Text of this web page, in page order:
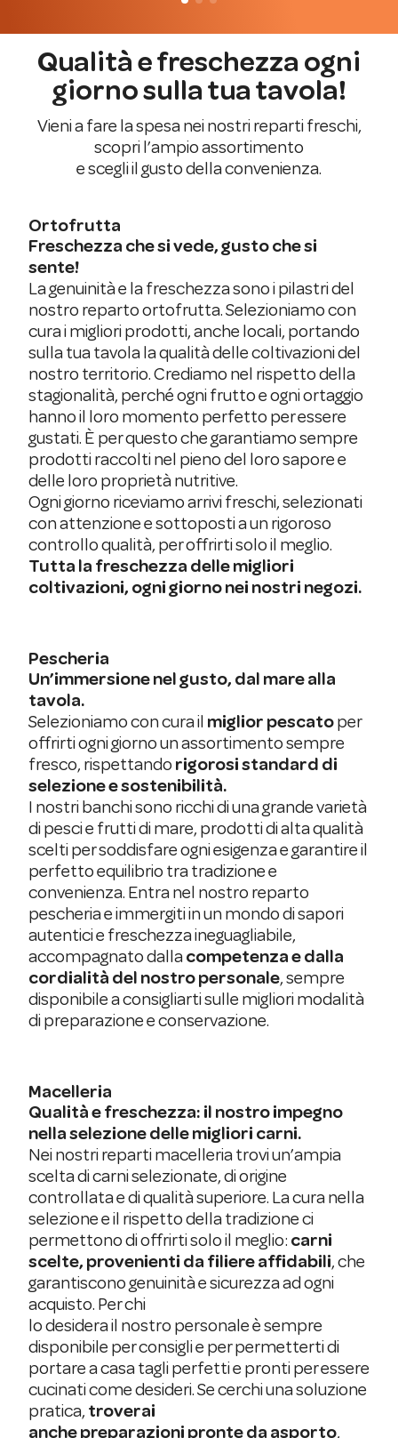
Qualità e freschezza ogni
giorno sulla tua tavola!
Vieni a fare la spesa nei nostri reparti freschi,
scopri l’ampio assortimento
e scegli il gusto della convenienza.
Ortofrutta
Freschezza che si vede, gusto che si
sente!
La genuinità e la freschezza sono i pilastri del
nostro reparto ortofrutta. Selezioniamo con
cura i migliori prodotti, anche locali, portando
sulla tua tavola la qualità delle coltivazioni del
nostro territorio. Crediamo nel rispetto della
stagionalità, perché ogni frutto e ogni ortaggio
hanno il loro momento perfetto per essere
gustati. È per questo che garantiamo sempre
prodotti raccolti nel pieno del loro sapore e
delle loro proprietà nutritive.
Ogni giorno riceviamo arrivi freschi, selezionati
con attenzione e sottoposti a un rigoroso
controllo qualità, per offrirti solo il meglio.
Tutta la freschezza delle migliori
coltivazioni, ogni giorno nei nostri negozi.
Pescheria
Un’immersione nel gusto, dal mare alla
tavola.
Selezioniamo con cura il miglior pescatoper
offrirti ogni giorno un assortimento sempre
fresco, rispettando rigorosi standard di
selezione e sostenibilità.
I nostri banchi sono ricchi di una grande varietà
di pesci e frutti di mare, prodotti di alta qualità
scelti per soddisfare ogni esigenza e garantire il
perfetto equilibrio tra tradizione e
convenienza. Entra nel nostro reparto
pescheria e immergiti in un mondo di sapori
autentici e freschezza ineguagliabile,
accompagnato dallacompetenza e dalla
cordialità del nostro personale, sempre
disponibile a consigliarti sulle migliori modalità
di preparazione e conservazione.
Macelleria
Qualità e freschezza: il nostro impegno
nella selezione delle migliori carni.
Nei nostri reparti macelleria trovi un’ampia
scelta di carni selezionate, di origine
controllata e di qualità superiore. La cura nella
selezione e il rispetto della tradizione ci
permettono di offrirti solo il meglio: carni
scelte, provenienti da filiere affidabili, che
garantiscono genuinità e sicurezza ad ogni
acquisto. Per chi
lo desidera il nostro personale è sempre
disponibile per consigli e per permetterti di
portare a casa tagli perfetti e pronti per essere
cucinati come desideri. Se cerchi una soluzione
pratica, troverai
anche preparazioni pronte da asporto,